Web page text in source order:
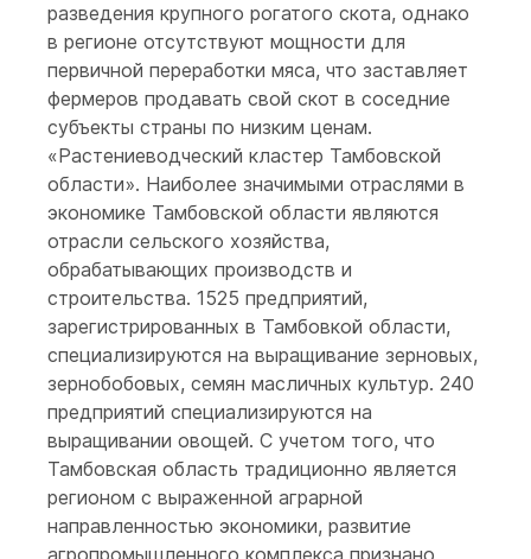
разведения крупного рогатого скота, однако
в регионе отсутствуют мощности для
первичной переработки мяса, что заставляет
фермеров продавать свой скот в соседние
субъекты страны по низким ценам.
«Растениеводческий кластер Тамбовской
области». Наиболее значимыми отраслями в
экономике Тамбовской области являются
отрасли сельского хозяйства,
обрабатывающих производств и
строительства. 1525 предприятий,
зарегистрированных в Тамбовкой области,
специализируются на выращивание зерновых,
зернобобовых, семян масличных культур. 240
предприятий специализируются на
выращивании овощей. С учетом того, что
Тамбовская область традиционно является
регионом с выраженной аграрной
направленностью экономики, развитие
агропромышленного комплекса признано